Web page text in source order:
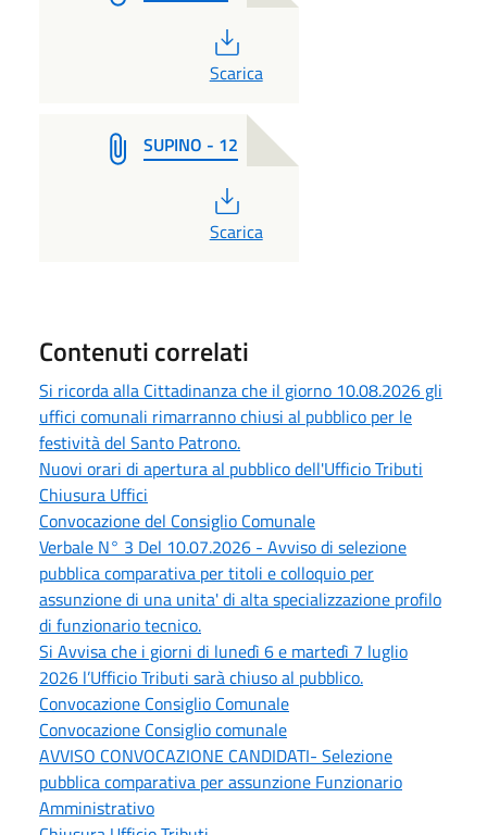
PDF
Scarica
SUPINO - 12
PDF
Scarica
Contenuti correlati
Si ricorda alla Cittadinanza che il giorno 10.08.2026 gli
uffici comunali rimarranno chiusi al pubblico per le
festività del Santo Patrono.
Nuovi orari di apertura al pubblico dell'Ufficio Tributi
Chiusura Uffici
Convocazione del Consiglio Comunale
Verbale N° 3 Del 10.07.2026 - Avviso di selezione
pubblica comparativa per titoli e colloquio per
assunzione di una unita' di alta specializzazione profilo
di funzionario tecnico.
Si Avvisa che i giorni di lunedì 6 e martedì 7 luglio
2026 l’Ufficio Tributi sarà chiuso al pubblico.
Convocazione Consiglio Comunale
Convocazione Consiglio comunale
AVVISO CONVOCAZIONE CANDIDATI- Selezione
pubblica comparativa per assunzione Funzionario
Amministrativo